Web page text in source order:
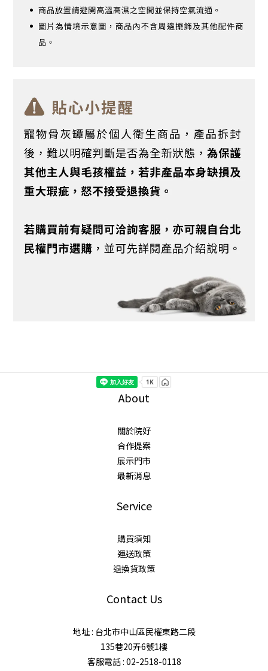
About
關於院好
合作提案
展示門市
最新消息
Service
購買須知
運送政策
退換貨政策
Contact Us
地址 : 台北市中山區民權東路二段
135巷20弄6號1樓
客服電話 : 02-2518-0118